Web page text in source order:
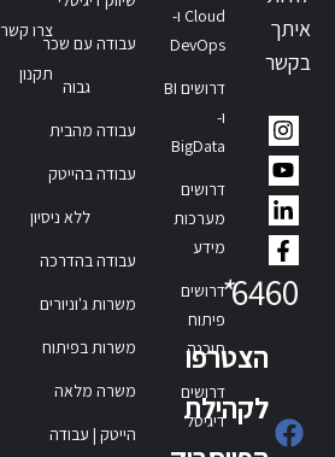
איתך
בקשר
6460
*
הצטרפו
לקהילת
Cloud ו-
DevOps
דרושים BI
ו-
BigData
דרושים
מערכות
מידע
דרושים
פיתוח
תוכנה
דרושים
דיגיטל
עבודה עם שכר
גבוה
עבודה מהבית
עבודה בהייטק
ללא ניסיון
עבודה בהדרכה
משרות ג'וניורים
משרות בפיתוח
משרה מלאה
הייטק | עבודה
צרו קשר
תקנון